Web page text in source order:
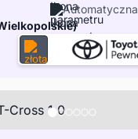
Automatyczna